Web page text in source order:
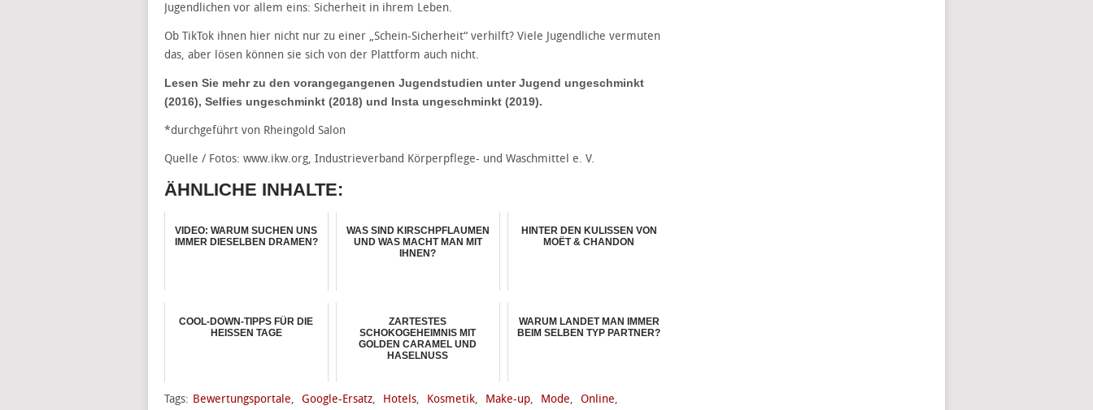
Jugendlichen vor allem eins: Sicherheit in ihrem Leben.
Ob TikTok ihnen hier nicht nur zu einer „Schein-Sicherheit“ verhilft? Viele Jugendliche vermuten
das, aber lösen können sie sich von der Plattform auch nicht.
Lesen Sie mehr zu den vorangegangenen Jugendstudien unter Jugend ungeschminkt
(2016), Selfies ungeschminkt (2018) und Insta ungeschminkt (2019).
*durchgeführt von Rheingold Salon
Quelle / Fotos: www.ikw.org, Industrieverband Körperpflege- und Waschmittel e. V.
ÄHNLICHE INHALTE:
VIDEO: WARUM SUCHEN UNS
IMMER DIESELBEN DRAMEN?
WAS SIND KIRSCHPFLAUMEN
UND WAS MACHT MAN MIT
IHNEN?
HINTER DEN KULISSEN VON
MOËT & CHANDON
COOL-DOWN-TIPPS FÜR DIE
HEISSEN TAGE
ZARTESTES
SCHOKOGEHEIMNIS MIT
GOLDEN CARAMEL UND
HASELNUSS
WARUM LANDET MAN IMMER
BEIM SELBEN TYP PARTNER?
Tags: Bewertungsportale, Google-Ersatz, Hotels, Kosmetik, Make-up, Mode, Online,